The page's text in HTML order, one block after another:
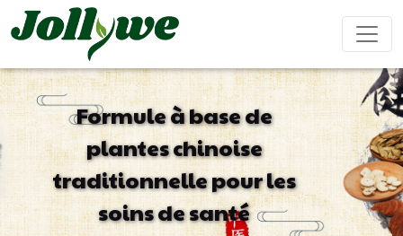
Soulagement
constipation
Supplément
perte de
poids
Complément
beauté
Renforcer
le
système
immunitaire
Ameliorer
ses
sexuel
Comprimés/Pilules Gélules Boisson solide
Formule à base de
plantes chinoise
traditionnelle pour les
soins de santé